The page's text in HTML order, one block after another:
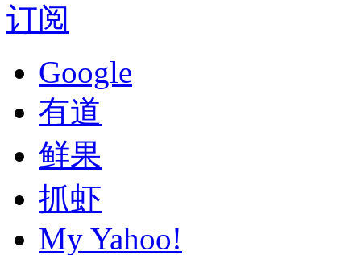
订阅
Google
有道
鲜果
抓虾
My Yahoo!